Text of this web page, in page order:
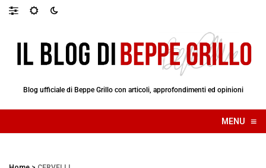
Blog ufficiale di Beppe Grillo con articoli, approfondimenti ed opinioni
MENU ≡
☰